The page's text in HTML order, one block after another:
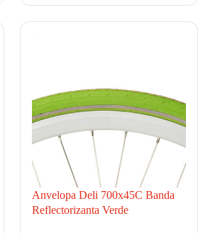
Anvelopa Deli 700x45C Banda
Reflectorizanta Verde